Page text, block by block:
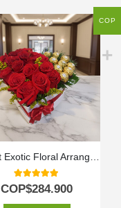
Secret Exotic Floral Arrangement
5.00out of 5
COP$284.900
COP